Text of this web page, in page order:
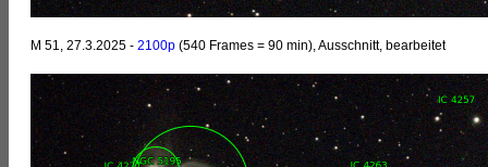
M 51, 27.3.2025 - 2100p (540 Frames = 90 min), Ausschnitt, bearbeitet